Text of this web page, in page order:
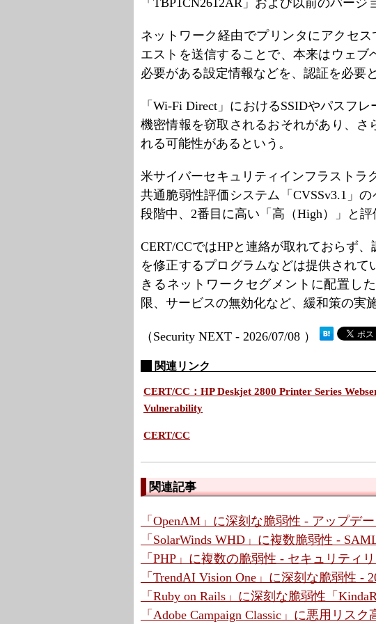
「TBP1CN2612AR」および以前のバージ
ネットワーク経由でプリンタにアクセ
エストを送信することで、本来はウェブ
必要がある設定情報などを、認証を必要
「Wi-Fi Direct」におけるSSIDやパスフ
機密情報を窃取されるおそれがあり、さ
れる可能性があるという。
米サイバーセキュリティインフラストラ
共通脆弱性評価システム「CVSSv3.1」
段階中、2番目に高い「高（High）」と評
CERT/CCではHPと連絡が取れておらず
を修正するプログラムなどは提供され
きるネットワークセグメントに配置し
限、サービスの無効化など、緩和策の実
（Security NEXT - 2026/07/08 ）
関連リンク
CERT/CC：HP Deskjet 2800 Printer Series
Vulnerability
CERT/CC
関連記事
「OpenAM」に深刻な脆弱性 - アップデ
「SolarWinds WHD」に複数脆弱性 -
「PHP」に複数の脆弱性 - セキュリティ
「TrendAI Vision One」に深刻な脆弱性 -
「Ruby on Rails」に深刻な脆弱性「
「Adobe Campaign Classic」に悪用リス